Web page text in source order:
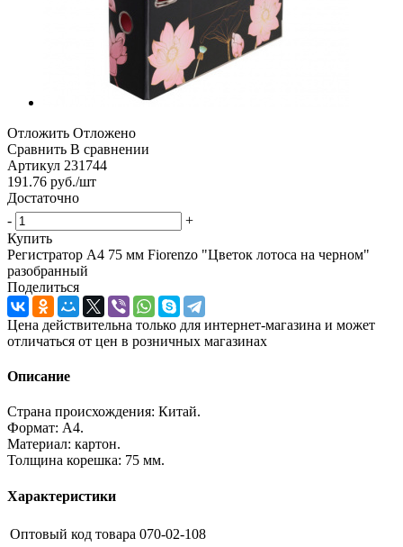
Отложить Отложено
Сравнить В сравнении
Артикул 231744
191.76 руб./шт
Достаточно
-
+
Купить
Регистратор А4 75 мм Fiorenzo "Цветок лотоса на черном"
разобранный
Поделиться
Цена действительна только для интернет-магазина и может
отличаться от цен в розничных магазинах
Описание
Страна происхождения: Китай.
Формат: А4.
Материал: картон.
Толщина корешка: 75 мм.
Характеристики
Оптовый код товара 070-02-108